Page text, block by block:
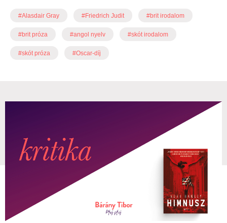
#Alasdair Gray #Friedrich Judit #brit irodalom
#brit próza #angol nyelv #skót irodalom
#skót próza #Oscar-díj